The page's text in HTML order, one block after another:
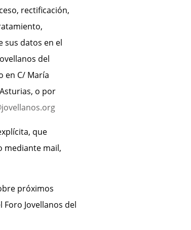
rectificación,
sus datos en el
del
en C/ María
o por
que
mediante mail,
próximos
Jovellanos del